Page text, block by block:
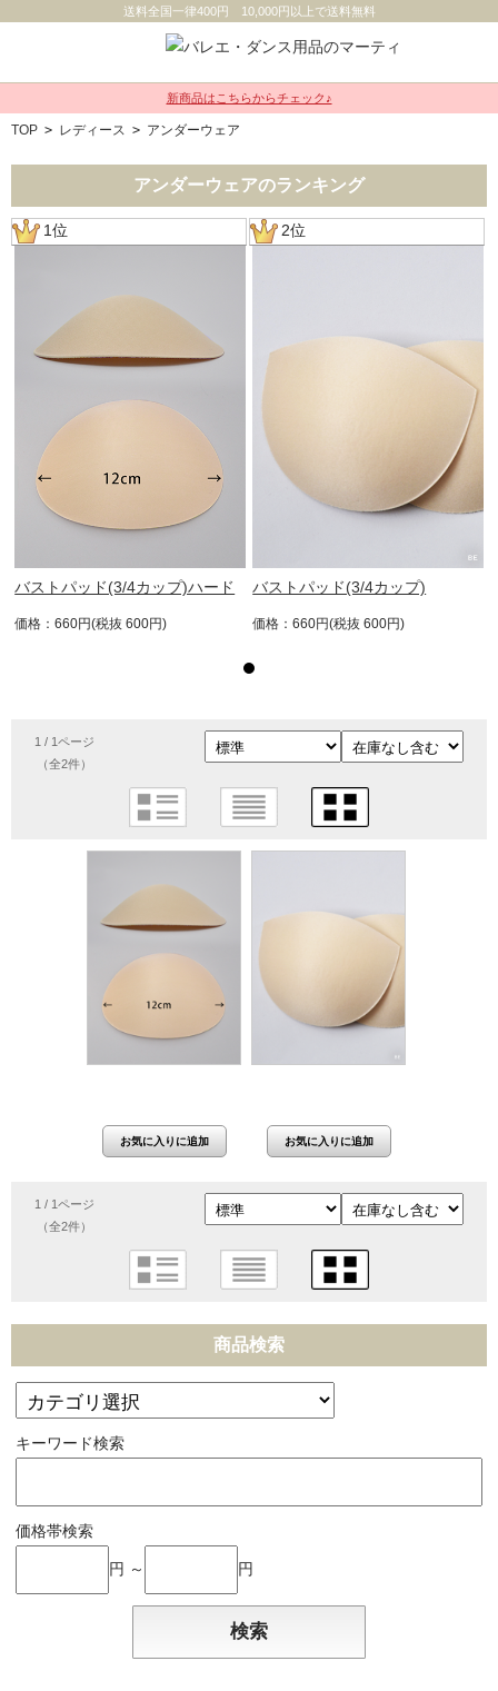
送料全国一律400円 10,000円以上で送料無料
新商品はこちらからチェック♪
TOP > レディース > アンダーウェア
アンダーウェアのランキング
1位
バストパッド(3/4カップ)ハード
価格：660円(税抜 600円)
2位
バストパッド(3/4カップ)
価格：660円(税抜 600円)
1 / 1ページ
（全2件）
1 / 1ページ
（全2件）
商品検索
キーワード検索
価格帯検索
円 ～ 円